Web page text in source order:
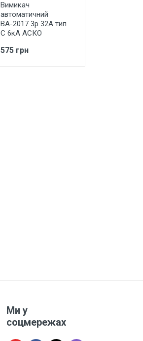
Вимикач
автоматичний
ВА-2017 3р 32А тип
С 6кА АСКО
575 грн
Ми у
соцмережах